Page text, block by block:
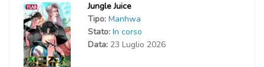
Jungle Juice
Tipo: Manhwa
Stato: In corso
Data: 23 Luglio 2026